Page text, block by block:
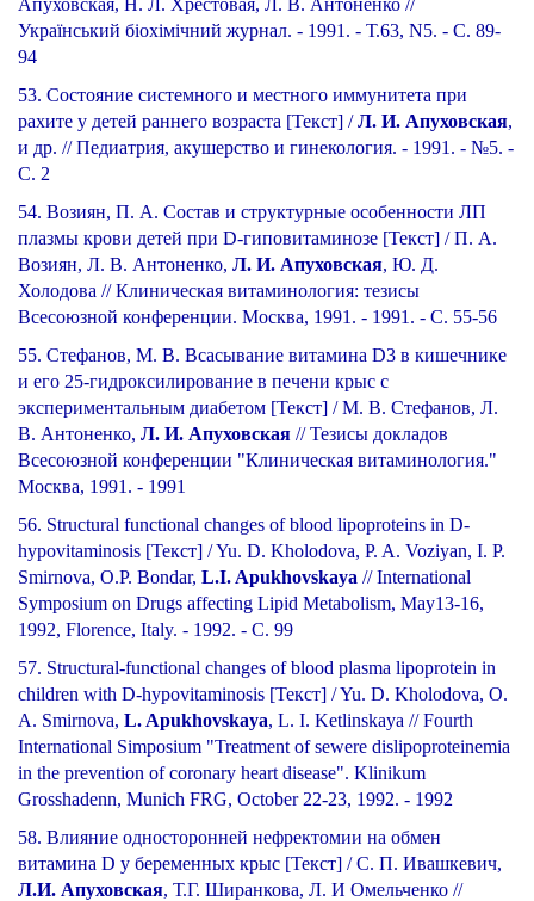
Апуховская, Н. Л. Хрестовая, Л. В. Антоненко //
Український біохімічний журнал. - 1991. - Т.63, N5. - С. 89-
94
53. Состояние системного и местного иммунитета при
рахите у детей раннего возраста [Текст] /Л. И. Апуховская,
и др. // Педиатрия, акушерство и гинекология. - 1991. - №5. -
С. 2
54. Возиян, П. А. Состав и структурные особенности ЛП
плазмы крови детей при D-гиповитаминозе [Текст] / П. А.
Возиян, Л. В. Антоненко, Л. И. Апуховская, Ю. Д.
Холодова // Клиническая витаминология: тезисы
Всесоюзной конференции. Москва, 1991. - 1991. - С. 55-56
55. Стефанов, М. В. Всасывание витамина D3 в кишечнике
и его 25-гидроксилирование в печени крыс с
экспериментальным диабетом [Текст] / М. В. Стефанов, Л.
В. Антоненко, Л. И. Апуховская // Тезисы докладов
Всесоюзной конференции "Клиническая витаминология."
Москва, 1991. - 1991
56. Structural functional changes of blood lipoproteins in D-
hypovitaminosis [Текст] / Yu. D. Kholodova, P. A. Voziyan, I. P.
Smirnova, O.P. Bondar, L.I. Apukhovskaya // International
Symposium on Drugs affecting Lipid Metabolism, May13-16,
1992, Florence, Italy. - 1992. - С. 99
57. Structural-functional changes of blood plasma lipoprotein in
children with D-hypovitaminosis [Текст] / Yu. D. Kholodova, O.
A. Smirnova, L. Apukhovskaya, L. I. Ketlinskaya // Fourth
International Simposium "Treatment of sewere dislipoproteinemia
in the prevention of coronary heart disease". Klinikum
Grosshadenn, Munich FRG, October 22-23, 1992. - 1992
58. Влияние односторонней нефректомии на обмен
витамина D у беременных крыс [Текст] / С. П. Ивашкевич,
Л.И. Апуховская, Т.Г. Ширанкова, Л. И Омельченко //